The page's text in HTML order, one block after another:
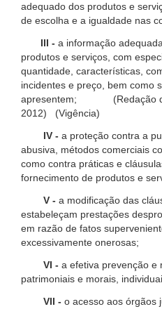
adequado dos produtos e
de escolha e a igualdade nas
III - a informação
produtos e serviços, com
quantidade, características,
incidentes e preço, bem como
apresentem; (Redação
2012) (Vigência)
IV - a proteção contra a
abusiva, métodos comerciais
como contra práticas e
fornecimento de produtos e
V - a modificação das
estabeleçam prestações
em razão de fatos
excessivamente onerosas;
VI - a efetiva prevenção e
patrimoniais e morais,
VII - o acesso aos órgãos